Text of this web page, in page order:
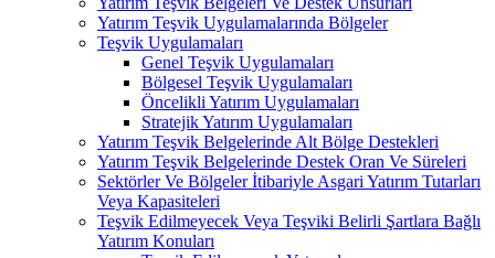
Yatırım Teşvik Uygulamalarında Bölgeler
Teşvik Uygulamaları
Genel Teşvik Uygulamaları
Bölgesel Teşvik Uygulamaları
Öncelikli Yatırım Uygulamaları
Stratejik Yatırım Uygulamaları
Yatırım Teşvik Belgelerinde Alt Bölge Destekleri
Yatırım Teşvik Belgelerinde Destek Oran Ve Süreleri
Sektörler Ve Bölgeler İtibariyle Asgari Yatırım Tutarları
Veya Kapasiteleri
Teşvik Edilmeyecek Veya Teşviki Belirli Şartlara Bağlı
Yatırım Konuları